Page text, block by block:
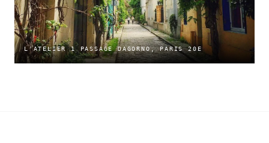
L'ATELIER 1 PASSAGE DAGORNO, PARIS 20E